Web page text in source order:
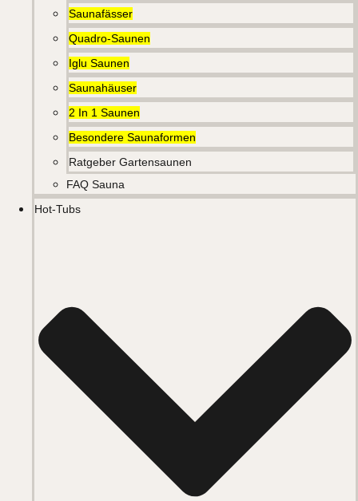
Saunafässer
Quadro-Saunen
Iglu Saunen
Saunahäuser
2 In 1 Saunen
Besondere Saunaformen
Ratgeber Gartensaunen
FAQ Sauna
Hot-Tubs